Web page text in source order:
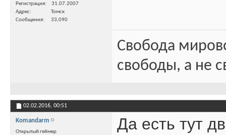
Регистрация
31.07.2007
Адрес
Томск
Сообщения
33,090
Свобода
свободы, а не
02.02.2016, 00:51
Komandarm
Открытый геймер Да есть тут